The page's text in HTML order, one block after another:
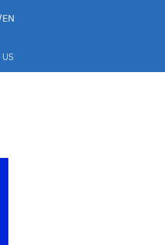
EN
US